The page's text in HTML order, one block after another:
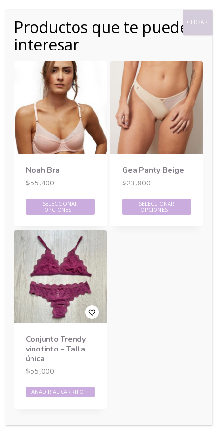
contenido
Descartar
0
por:
Buscar
Tu carrito está vacío.
Volver a la tienda
Productos que te pueden
interesar
Noah Bra
$55,400
SELECCIONAR
OPCIONES
Gea Panty Beige
$23,800
SELECCIONAR
OPCIONES
Conjunto Trendy
vinotinto – Talla
única
$55,000
AÑADIR AL CARRITO
CERRAR